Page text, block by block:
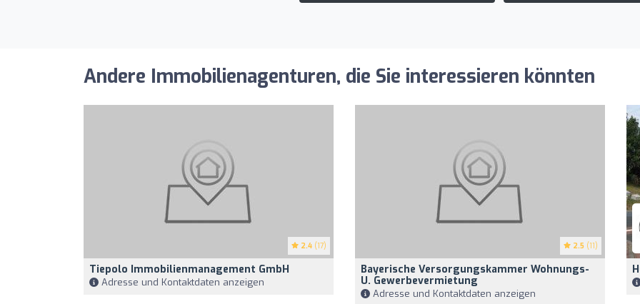
Andere Immobilienagenturen, die Sie interessieren könnten
2.4 (17)
Tiepolo Immobilienmanagement GmbH
Adresse und Kontaktdaten anzeigen
2.5 (11)
Bayerische Versorgungskammer Wohnungs-
U. Gewerbevermietung
Adresse und Kontaktdaten anzeigen